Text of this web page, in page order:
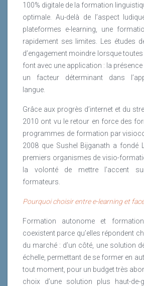
100% digitale de la formation
optimale. Au-delà de l’aspect
plateformes e-learning, une
rapidement ses limites. Les études
d’engagement moindre lorsque
font avec une application : la
un facteur déterminant dans
langue.
Grâce aux progrès d’internet et du
2010 ont vu le retour en force des
programmes de formation par
2008 que Sushel Bijganath a fondé
premiers organismes de visio-
la volonté de mettre l’accent
formateurs.
Pourquoi choisir entre e-learning et
Formation autonome et
coexistent parce qu’elles répondent
du marché : d’un côté, une solution
échelle, permettant de se former en
tout moment, pour un budget très
choix d’une solution plus haut-